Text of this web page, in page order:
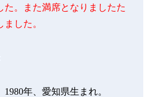
。また満席となりましたた
した。
年、愛知県生まれ。